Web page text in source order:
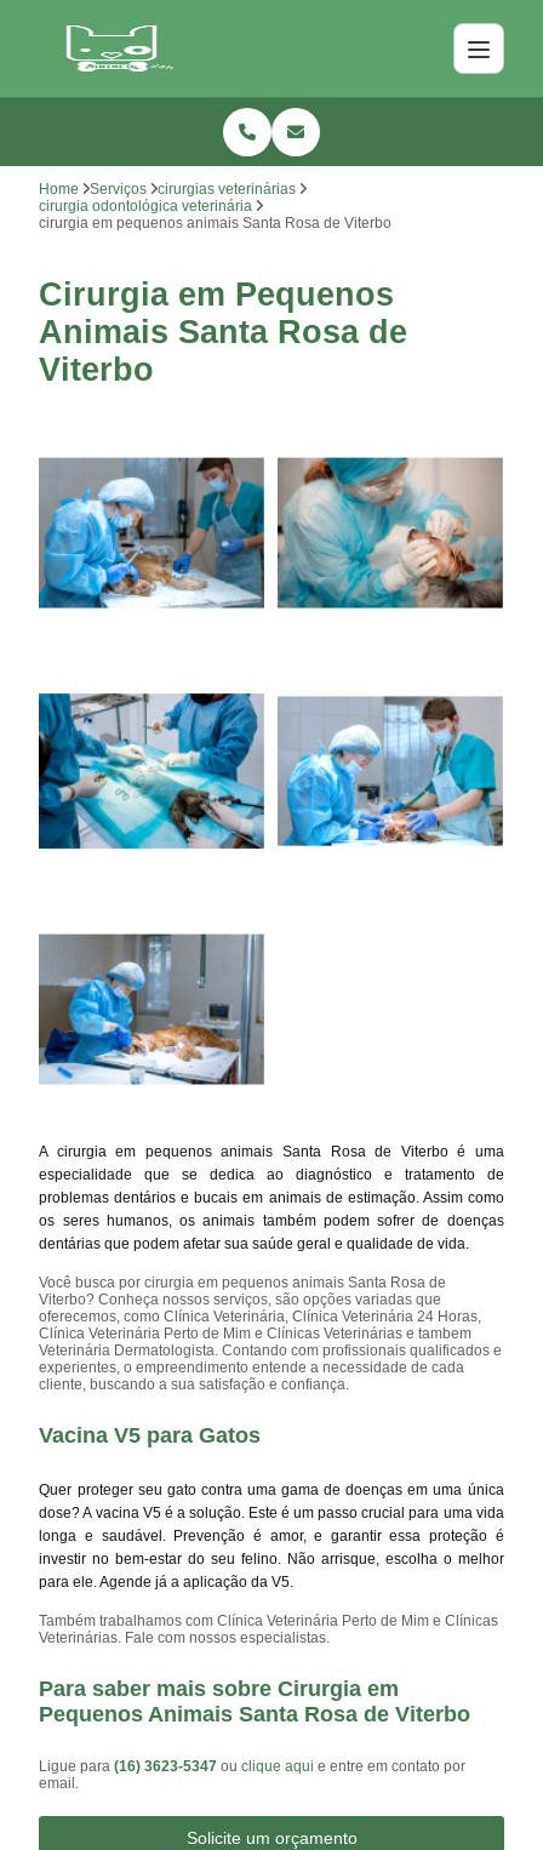
Home Serviços
cirurgias veterinárias
cirurgia odontológica veterinária
cirurgia em pequenos animais Santa Rosa de Viterbo
Cirurgia em Pequenos
Animais Santa Rosa de
Viterbo
A cirurgia em pequenos animais Santa Rosa de Viterbo é uma
especialidade que se dedica ao diagnóstico e tratamento de
problemas dentários e bucais em animais de estimação. Assim como
os seres humanos, os animais também podem sofrer de doenças
dentárias que podem afetar sua saúde geral e qualidade de vida.
Você busca por cirurgia em pequenos animais Santa Rosa de
Viterbo? Conheça nossos serviços, são opções variadas que
oferecemos, como Clínica Veterinária, Clínica Veterinária 24 Horas,
Clínica Veterinária Perto de Mim e Clínicas Veterinárias e tambem
Veterinária Dermatologista. Contando com profissionais qualificados e
experientes, o empreendimento entende a necessidade de cada
cliente, buscando a sua satisfação e confiança.
Vacina V5 para Gatos
Quer proteger seu gato contra uma gama de doenças em uma única
dose? A vacina V5 é a solução. Este é um passo crucial para uma vida
longa e saudável. Prevenção é amor, e garantir essa proteção é
investir no bem-estar do seu felino. Não arrisque, escolha o melhor
para ele. Agende já a aplicação da V5.
Também trabalhamos com Clínica Veterinária Perto de Mim e Clínicas
Veterinárias. Fale com nossos especialistas.
Para saber mais sobre Cirurgia em
Pequenos Animais Santa Rosa de Viterbo
Ligue para(16) 3623-5347ouclique aqui e entre em contato por
email.
Solicite um orçamento